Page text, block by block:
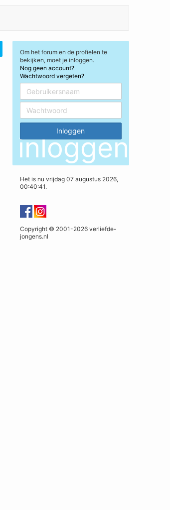
inloggen
Om het forum en de profielen te
bekijken, moet je inloggen.
Nog geen account?
Wachtwoord vergeten?
Het is nu vrijdag 07 augustus 2026,
00:40:41.
Copyright © 2001-2026 verliefde-
jongens.nl